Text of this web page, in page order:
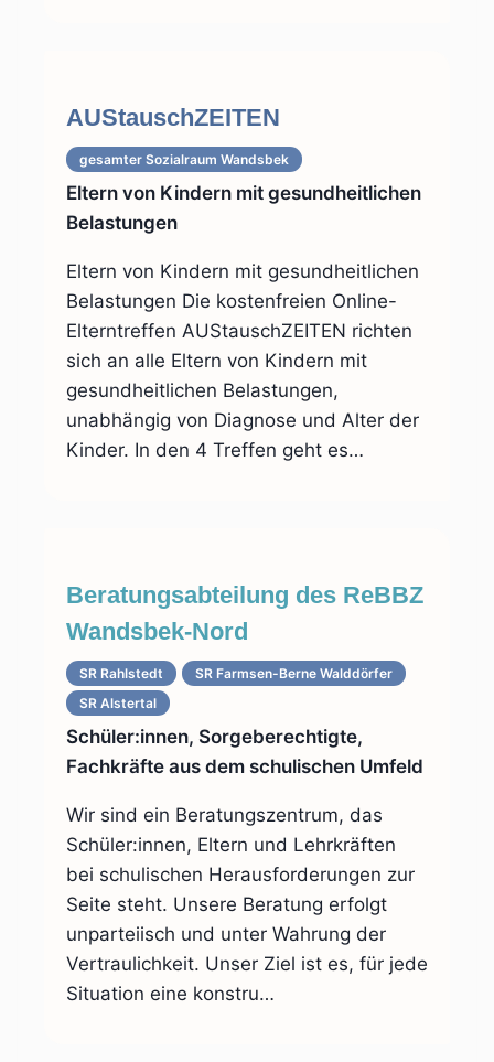
AUStauschZEITEN
gesamter Sozialraum Wandsbek
Eltern von Kindern mit gesundheitlichen
Belastungen
Eltern von Kindern mit gesundheitlichen
Belastungen Die kostenfreien Online-
Elterntreffen AUStauschZEITEN richten
sich an alle Eltern von Kindern mit
gesundheitlichen Belastungen,
unabhängig von Diagnose und Alter der
Kinder. In den 4 Treffen geht es…
Beratungsabteilung des ReBBZ
Wandsbek-Nord
SR Rahlstedt
SR Farmsen-Berne Walddörfer
SR Alstertal
Schüler:innen, Sorgeberechtigte,
Fachkräfte aus dem schulischen Umfeld
Wir sind ein Beratungszentrum, das
Schüler:innen, Eltern und Lehrkräften
bei schulischen Herausforderungen zur
Seite steht. Unsere Beratung erfolgt
unparteiisch und unter Wahrung der
Vertraulichkeit. Unser Ziel ist es, für jede
Situation eine konstru…